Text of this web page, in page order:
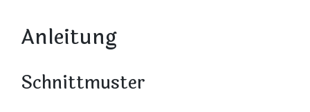
Anleitung
Schnittmuster